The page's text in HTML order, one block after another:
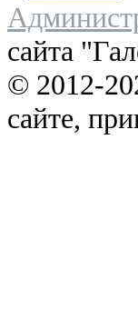
сайта
© 2012-
сайте,